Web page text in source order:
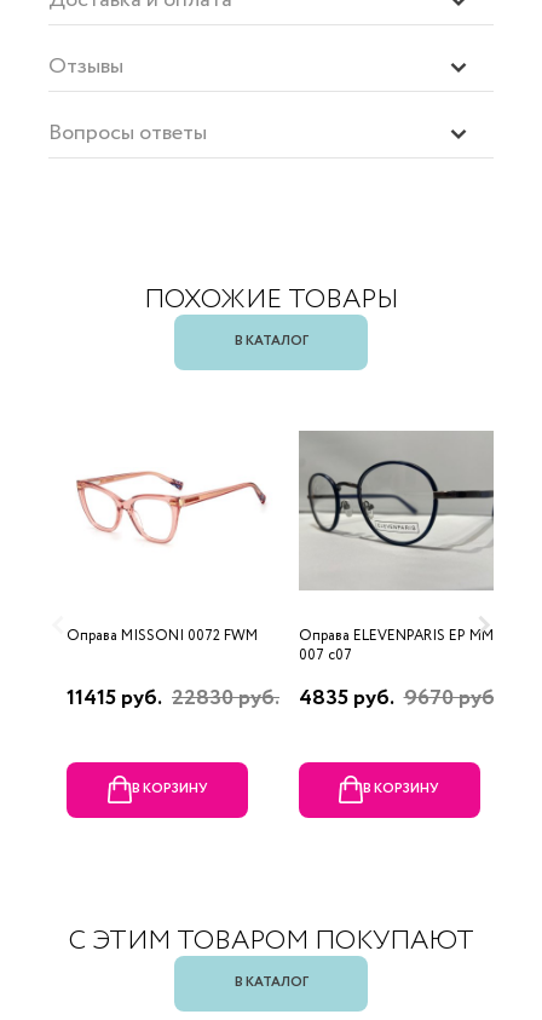
Отзывы
Вопросы ответы
ПОХОЖИЕ ТОВАРЫ
В КАТАЛОГ
Оправа MISSONI 0072 FWM
11415 руб. 22830 руб.
В КОРЗИНУ
Оправа ELEVENPARIS EP MM
007 c07
4835 руб. 9670 руб.
В КОРЗИНУ
С ЭТИМ ТОВАРОМ ПОКУПАЮТ
В КАТАЛОГ